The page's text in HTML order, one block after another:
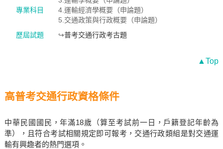
專業科目
4.運輸經濟學概要（申論題）
5.交通政策與行政概要（申論題）
歷屆試題
↪普考交通行政考古題
▲Top
高普考交通行政資格條件
中華民國國民，年滿18歲（算至考試前一日，戶籍登記年齡為
準），且符合考試相關規定即可報考，交通行政類組是對交通運
輸有興趣者的熱門選項。